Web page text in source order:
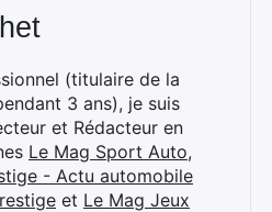
(titulaire de la
3 ans), je suis
et Rédacteur en
Le Mag Sport Auto,
- Actu automobile
et Le Mag Jeux